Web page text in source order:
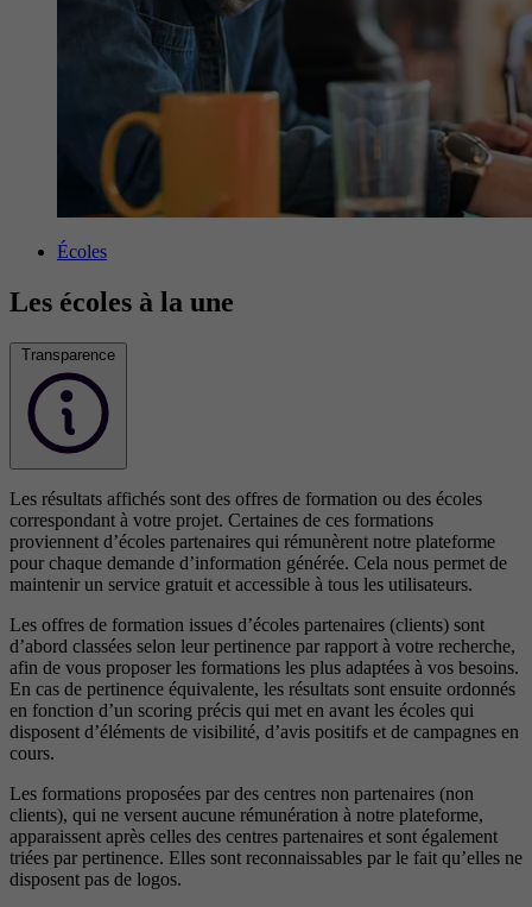
Écoles
Les écoles à la une
Transparence
Les résultats affichés sont des offres de formation ou des écoles
correspondant à votre projet. Certaines de ces formations
proviennent d’écoles partenaires qui rémunèrent notre plateforme
pour chaque demande d’information générée. Cela nous permet de
maintenir un service gratuit et accessible à tous les utilisateurs.
Les offres de formation issues d’écoles partenaires (clients) sont
d’abord classées selon leur pertinence par rapport à votre recherche,
afin de vous proposer les formations les plus adaptées à vos besoins.
En cas de pertinence équivalente, les résultats sont ensuite ordonnés
en fonction d’un scoring précis qui met en avant les écoles qui
disposent d’éléments de visibilité, d’avis positifs et de campagnes en
cours.
Les formations proposées par des centres non partenaires (non
clients), qui ne versent aucune rémunération à notre plateforme,
apparaissent après celles des centres partenaires et sont également
triées par pertinence. Elles sont reconnaissables par le fait qu’elles ne
disposent pas de logos.